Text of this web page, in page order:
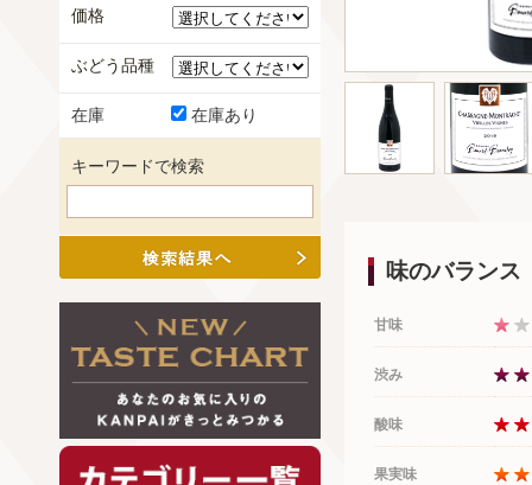
味のバランス
甘味
渋み
酸味
果実味
価格
ぶどう品種
在庫 在庫あり
キーワードで検索